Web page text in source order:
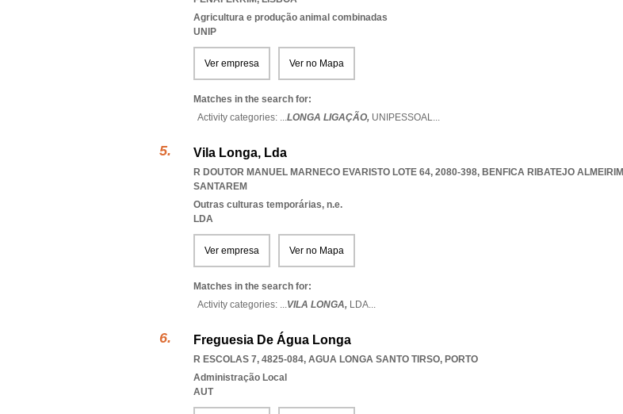
Agricultura e produção animal combinadas
UNIP
Ver empresa Ver no Mapa
Matches in the search for:
Activity categories: ...LONGA LIGAÇÃO, UNIPESSOAL...
Vila Longa, Lda
R DOUTOR MANUEL MARNECO EVARISTO LOTE 64, 2080-398, BENFICA RIBATEJO ALMEIRIM
SANTAREM
Outras culturas temporárias, n.e.
LDA
Ver empresa Ver no Mapa
Matches in the search for:
Activity categories: ...VILA LONGA, LDA...
Freguesia De Água Longa
R ESCOLAS 7, 4825-084, AGUA LONGA SANTO TIRSO, PORTO
Administração Local
AUT